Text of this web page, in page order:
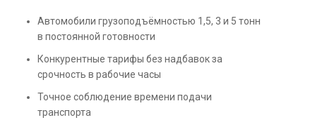
Автомобили грузоподъёмностью 1,5, 3 и 5 тонн
в постоянной готовности
Конкурентные тарифы без надбавок за
срочность в рабочие часы
Точное соблюдение времени подачи
транспорта